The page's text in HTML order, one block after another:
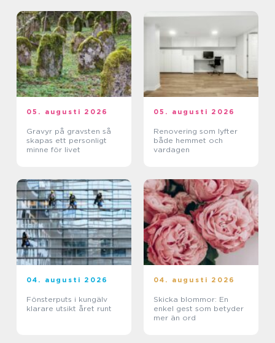
05. augusti 2026
Gravyr på gravsten så
skapas ett personligt
minne för livet
05. augusti 2026
Renovering som lyfter
både hemmet och
vardagen
04. augusti 2026
Fönsterputs i kungälv
klarare utsikt året runt
04. augusti 2026
Skicka blommor: En
enkel gest som betyder
mer än ord